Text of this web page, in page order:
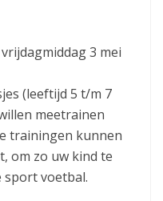
3 mei
(leeftijd 5 t/m 7
meetrainen
trainingen kunnen
om zo uw kind te
sport voetbal.